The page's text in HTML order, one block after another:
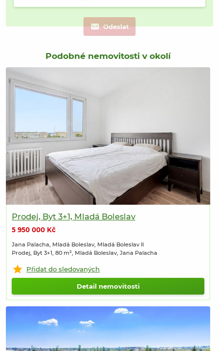
Odeslat
Podobné nemovitosti v okolí
Prodej, Byt 3+1, Mladá Boleslav
5 950 000 Kč
Jana Palacha, Mladá Boleslav, Mladá Boleslav II
Prodej, Byt 3+1, 80 m², Mladá Boleslav, Jana Palacha
Přidat do sledovaných
Detail nemovitosti